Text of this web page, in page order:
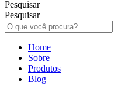
Pesquisar
Pesquisar
Home
Sobre
Produtos
Blog